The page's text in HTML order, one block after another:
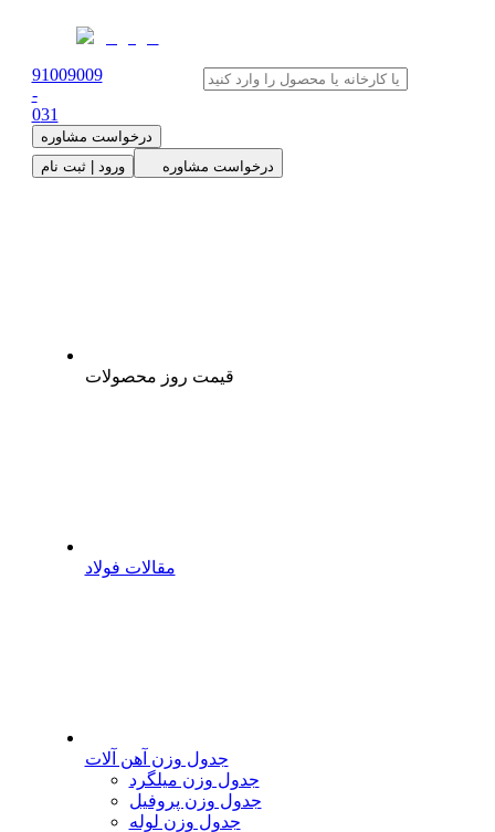
91009009
-
031
درخواست مشاوره
ورود | ثبت نام
درخواست مشاوره
قیمت روز محصولات
مقالات فولاد
جدول وزن آهن آلات
جدول وزن میلگرد
جدول وزن پروفیل
جدول وزن لوله